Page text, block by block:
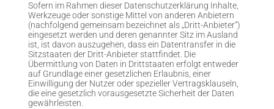
Sofern im Rahmen dieser Datenschutzerklärung Inhalte,
Werkzeuge oder sonstige Mittel von anderen Anbietern
(nachfolgend gemeinsam bezeichnet als „Dritt-Anbieter“)
eingesetzt werden und deren genannter Sitz im Ausland
ist, ist davon auszugehen, dass ein Datentransfer in die
Sitzstaaten der Dritt-Anbieter stattfindet. Die
Übermittlung von Daten in Drittstaaten erfolgt entweder
auf Grundlage einer gesetzlichen Erlaubnis, einer
Einwilligung der Nutzer oder spezieller Vertragsklauseln,
die eine gesetzlich vorausgesetzte Sicherheit der Daten
gewährleisten.